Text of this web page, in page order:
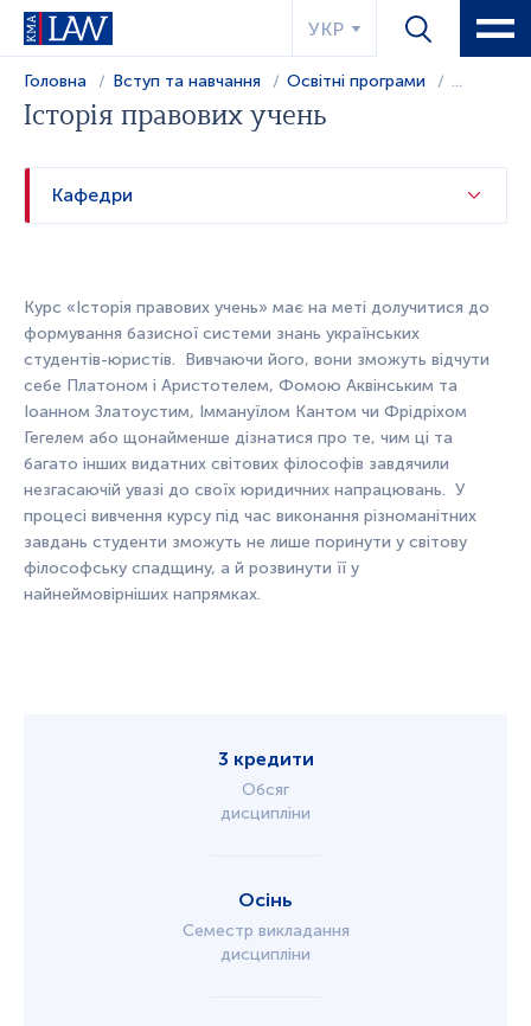
УКР
Головна Вступ та навчання Освітні програми ...
Історія правових учень
Кафедри
Курс «Історія правових учень» має на меті долучитися до
формування базисної системи знань українських
студентів-юристів. Вивчаючи його, вони зможуть відчути
себе Платоном і Аристотелем, Фомою Аквінським та
Іоанном Златоустим, Іммануїлом Кантом чи Фрідріхом
Гегелем або щонайменше дізнатися про те, чим ці та
багато інших видатних світових філософів завдячили
незгасаючій увазі до своїх юридичних напрацювань. У
процесі вивчення курсу під час виконання різноманітних
завдань студенти зможуть не лише поринути у світову
філософську спадщину, а й розвинути її у
найнеймовірніших напрямках.
3 кредити
Обсяг
дисципліни
Осінь
Семестр викладання
дисципліни